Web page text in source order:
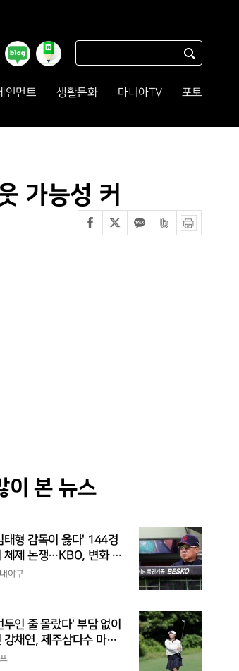
인먼트 생활문화 마니아TV 포토
가능성 커
이 본 뉴스
태형 감독이 옳다' 144경
체제 논쟁…KBO, 변화 고
야, 환경에 맞는 경기 수
야구
두인 줄 몰랐다' 부담 없이
강채연, 제주삼다수 마스
2R 단독 선두